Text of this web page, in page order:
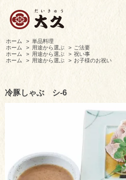
ホーム > 単品料理
ホーム
> 用途から選ぶ > ご法要
ホーム
> 用途から選ぶ > 祝い事
ホーム
> 用途から選ぶ > お子様のお祝い
冷豚しゃぶ シ-6